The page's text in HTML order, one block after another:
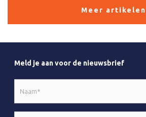
Meer artikelen
Meld je aan voor de nieuwsbrief